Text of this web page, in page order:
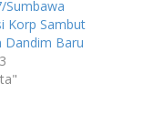
Sumbawa
Korp Sambut
Dandim Baru